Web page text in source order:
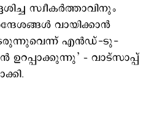
സ്വീകർത്താവിനും
വായിക്കാൻ
എൻഡ്-ടു-
– വാട്സാപ്പ്